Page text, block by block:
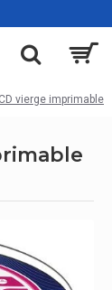
CD vierge imprimable